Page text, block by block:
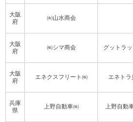
大阪
府
㈲山水商会
大阪
府
㈱シマ商会 グットラ
大阪
府
エネクスフリート㈱ エネト
兵庫
県
上野自動車㈱ 上野自動